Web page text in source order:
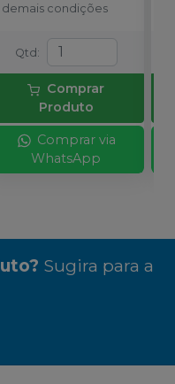
demais condições
Qtd :
Comprar
Produto
Comprar via
WhatsApp
Sugira para a